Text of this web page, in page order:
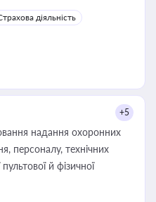
діяльність
+5
надання охоронних
персоналу, технічних
й фізичної